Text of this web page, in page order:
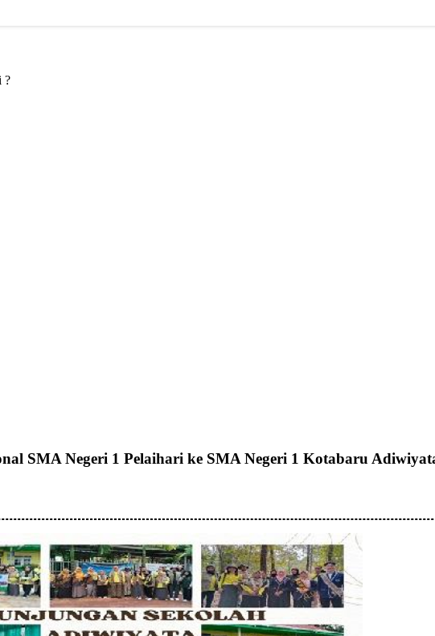
?
SMA Negeri 1 Pelaihari ke SMA Negeri 1 Kotabaru